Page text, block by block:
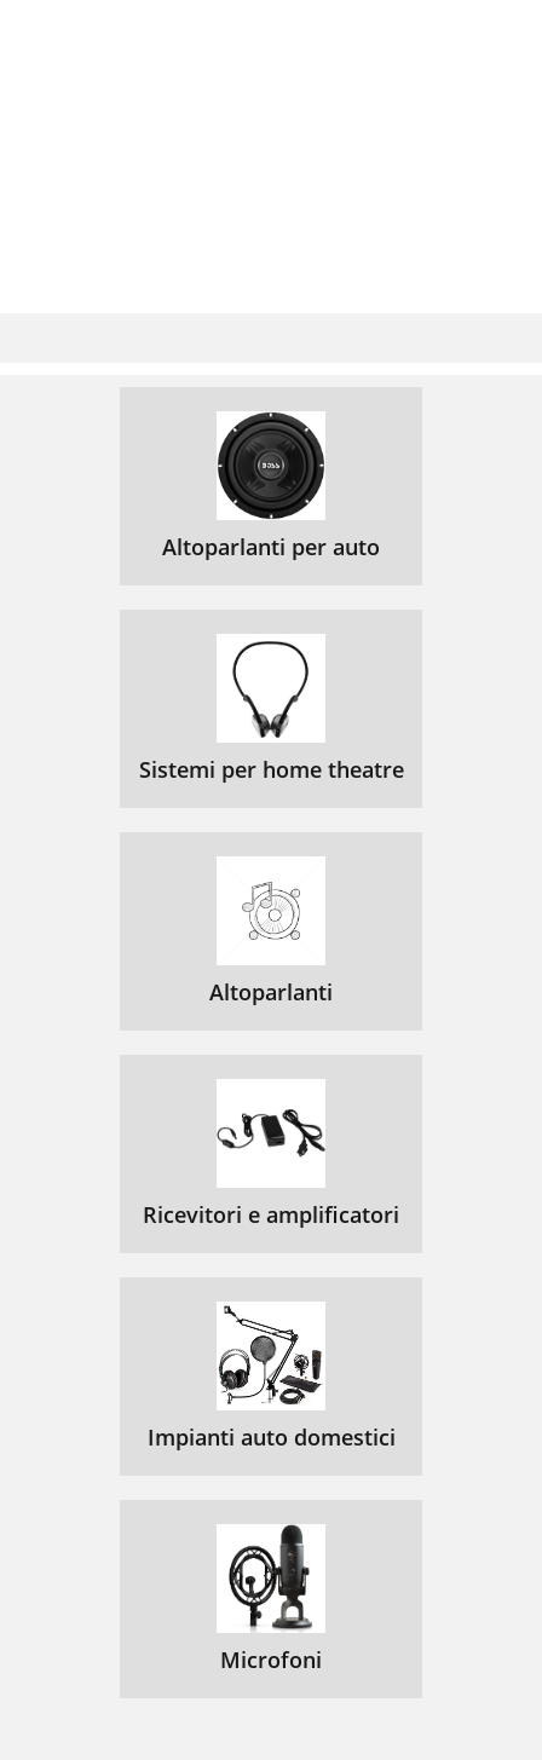
Altoparlanti per auto
Sistemi per home theatre
Altoparlanti
Ricevitori e amplificatori
Impianti auto domestici
Microfoni